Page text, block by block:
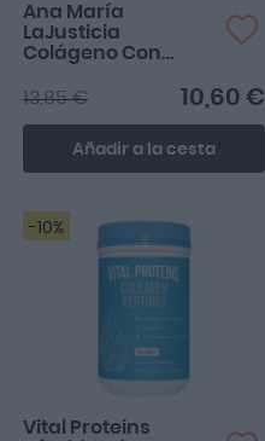
Ana María
LaJusticia
Colágeno Con
comprimidos
10,60 €
13,85 €
Añadir a la cesta
-10%
Vital Proteins